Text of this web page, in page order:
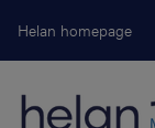
Helan homepage